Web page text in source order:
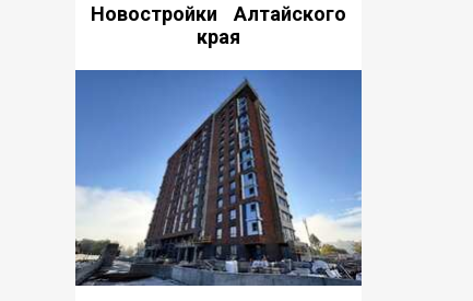
Новостройки Алтайского
края